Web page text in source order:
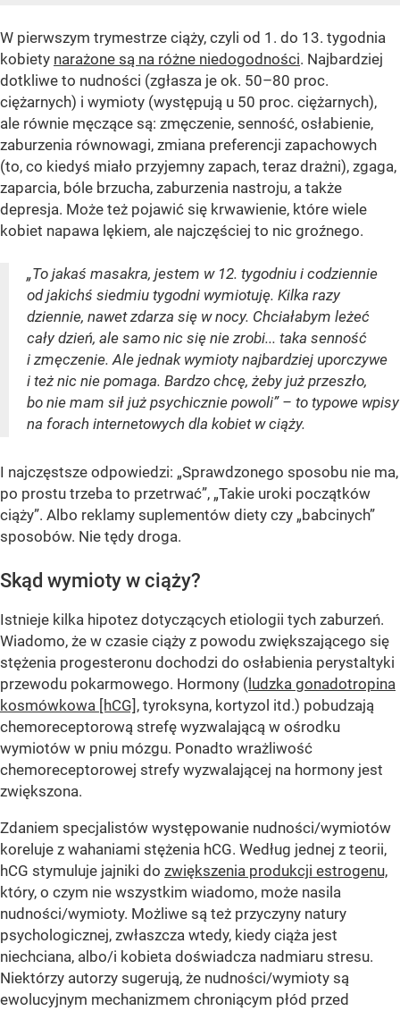
W pierwszym trymestrze ciąży, czyli od 1. do 13. tygodnia
kobiety narażone są na różne niedogodności. Najbardziej
dotkliwe to nudności (zgłasza je ok. 50–80 proc.
ciężarnych) i wymioty (występują u 50 proc. ciężarnych),
ale równie męczące są: zmęczenie, senność, osłabienie,
zaburzenia równowagi, zmiana preferencji zapachowych
(to, co kiedyś miało przyjemny zapach, teraz drażni), zgaga,
zaparcia, bóle brzucha, zaburzenia nastroju, a także
depresja. Może też pojawić się krwawienie, które wiele
kobiet napawa lękiem, ale najczęściej to nic groźnego.
„To jakaś masakra, jestem w 12. tygodniu i codziennie
od jakichś siedmiu tygodni wymiotuję. Kilka razy
dziennie, nawet zdarza się w nocy. Chciałabym leżeć
cały dzień, ale samo nic się nie zrobi... taka senność
i zmęczenie. Ale jednak wymioty najbardziej uporczywe
i też nic nie pomaga. Bardzo chcę, żeby już przeszło,
bo nie mam sił już psychicznie powoli” – to typowe wpisy
na forach internetowych dla kobiet w ciąży.
I najczęstsze odpowiedzi: „Sprawdzonego sposobu nie ma,
po prostu trzeba to przetrwać”, „Takie uroki początków
ciąży”. Albo reklamy suplementów diety czy „babcinych”
sposobów. Nie tędy droga.
Skąd wymioty w ciąży?
Istnieje kilka hipotez dotyczących etiologii tych zaburzeń.
Wiadomo, że w czasie ciąży z powodu zwiększającego się
stężenia progesteronu dochodzi do osłabienia perystaltyki
przewodu pokarmowego. Hormony ( ludzka gonadotropina
kosmówkowa [hCG] , tyroksyna, kortyzol itd.) pobudzają
chemoreceptorową strefę wyzwalającą w ośrodku
wymiotów w pniu mózgu. Ponadto wrażliwość
chemoreceptorowej strefy wyzwalającej na hormony jest
zwiększona.
Zdaniem specjalistów występowanie nudności/wymiotów
koreluje z wahaniami stężenia hCG. Według jednej z teorii,
hCG stymuluje jajniki do zwiększenia produkcji estrogenu,
który, o czym nie wszystkim wiadomo, może nasila
nudności/wymioty. Możliwe są też przyczyny natury
psychologicznej, zwłaszcza wtedy, kiedy ciąża jest
niechciana, albo/i kobieta doświadcza nadmiaru stresu.
Niektórzy autorzy sugerują, że nudności/wymioty są
ewolucyjnym mechanizmem chroniącym płód przed